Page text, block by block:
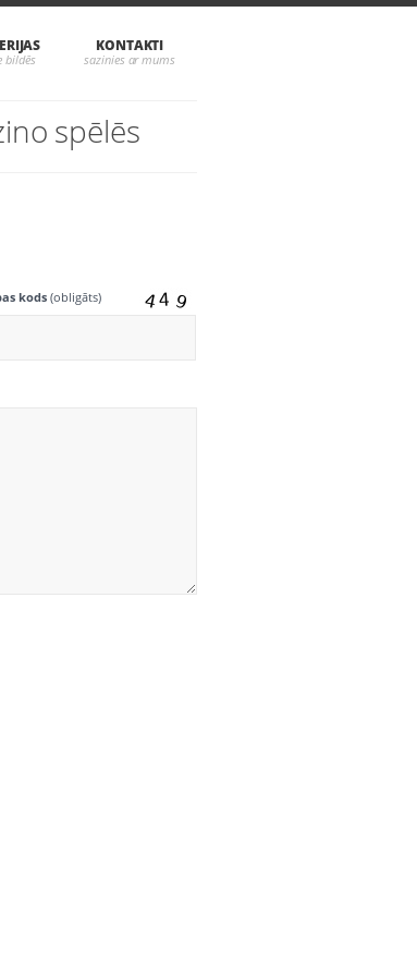
KONTAKTI
spēlēs
kods (obligāts)